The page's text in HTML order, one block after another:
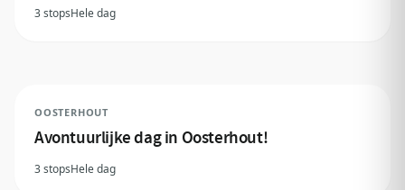
3 stopsHele dag
OOSTERHOUT
Avontuurlijke dag in Oosterhout!
3 stopsHele dag